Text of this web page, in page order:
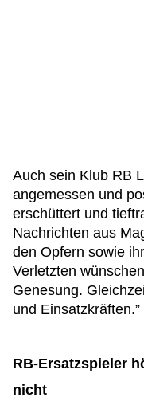
Auch sein Klub RB
angemessen und
erschüttert und
Nachrichten aus
den Opfern sowie
Verletzten
Genesung.
und Einsatzkräften.”
RB-Ersatzspieler
nicht